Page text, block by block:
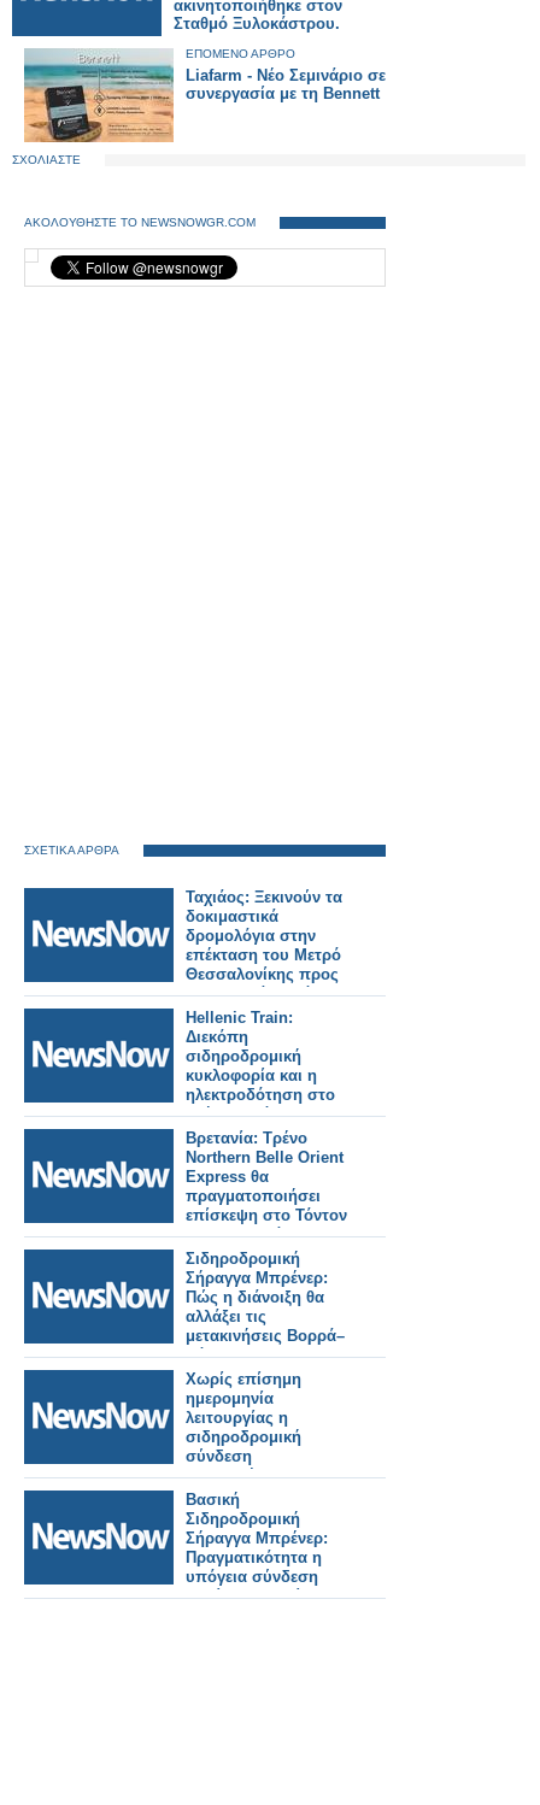
ακινητοποιήθηκε στον
Σταθμό Ξυλοκάστρου.
ΕΠΟΜΕΝΟ ΑΡΘΡΟ
Liafarm - Νέο Σεμινάριο σε
συνεργασία με τη Bennett
ΣΧΟΛΙΑΣΤΕ
ΑΚΟΛΟΥΘΗΣΤΕ ΤΟ NEWSNOWGR.COM
ΣΧΕΤΙΚΑ ΑΡΘΡΑ
Ταχιάος: Ξεκινούν τα
δοκιμαστικά
δρομολόγια στην
επέκταση του Μετρό
Θεσσαλονίκης προς
Καλαμαριά – Στόχος η
λειτουργία έως το
τέλος του μήνα.
Hellenic Train:
Διεκόπη
σιδηροδρομική
κυκλοφορία και η
ηλεκτροδότηση στο
τμήμα Οινόη –
Χαλκίδα, εξαιτίας
πυρκαγιάς.
Βρετανία: Τρένο
Northern Belle Orient
Express θα
πραγματοποιήσει
επίσκεψη στο Τόντον
της Κορνουάλης.
Σιδηροδρομική
Σήραγγα Μπρένερ:
Πώς η διάνοιξη θα
αλλάξει τις
μετακινήσεις Βορρά–
Νότου.
Χωρίς επίσημη
ημερομηνία
λειτουργίας η
σιδηροδρομική
σύνδεση
Βουδαπέστης–
Βελιγραδίου.
Βασική
Σιδηροδρομική
Σήραγγα Μπρένερ:
Πραγματικότητα η
υπόγεια σύνδεση
Ιταλίας–Αυστρίας.